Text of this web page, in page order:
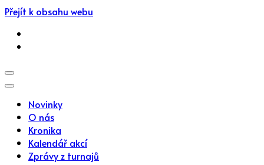
Přejít k obsahu webu
Novinky
O nás
Kronika
Kalendář akcí
Zprávy z turnajů